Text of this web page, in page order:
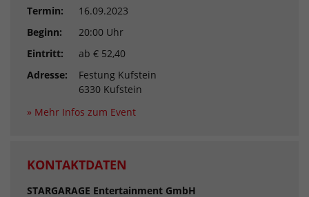
Termin:
16.09.2023
Beginn:
20:00 Uhr
Eintritt:
ab € 52,40
Adresse:
Festung Kufstein
6330 Kufstein
» Mehr Infos zum Event
KONTAKTDATEN
STARGARAGE Entertainment GmbH